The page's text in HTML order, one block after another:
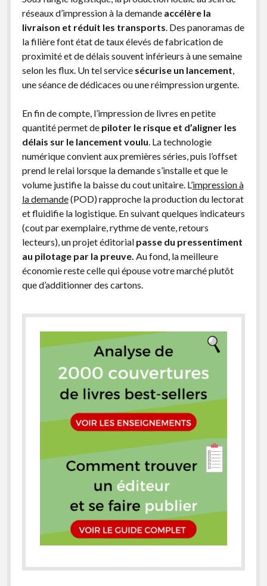
réseaux d’impression à la demande accélère la
livraison et réduit les transports . Des panoramas de
la filière font état de taux élevés de fabrication de
proximité et de délais souvent inférieurs à une semaine
selon les flux. Un tel service sécurise un lancement
une séance de dédicaces ou une réimpression urgente.
En fin de compte, l’impression de livres en petite
quantité permet de piloter le risque et d’aligner les
délais sur le lancement voulu . La technologie
numérique convient aux premières séries, puis l’offset
prend le relai lorsque la demande s’installe et que le
volume justifie la baisse du cout unitaire. L’impression à
la demande(POD) rapproche la production du lectorat
et fluidifie la logistique. En suivant quelques indicateurs
(cout par exemplaire, rythme de vente, retours
lecteurs), un projet éditorial passe du pressentiment
au pilotage par la preuve. Au fond, la meilleure
économie reste celle qui épouse votre marché plutôt
que d’additionner des cartons.